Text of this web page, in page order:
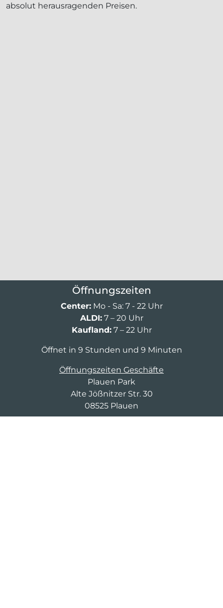
absolut herausragenden Preisen.
Öffnungszeiten
Center:Mo - Sa: 7 - 22 Uhr
ALDI:7 – 20 Uhr
Kaufland:7 – 22 Uhr
Öffnet in 9 Stunden und 9 Minuten
Öffnungszeiten Geschäfte
Plauen Park
Alte Jößnitzer Str. 30
08525 Plauen